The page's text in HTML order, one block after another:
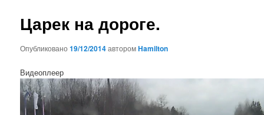
Царек на дороге.
Опубликовано19/12/2014авторомHamilton
Видеоплеер